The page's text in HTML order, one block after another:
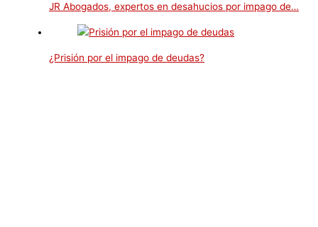
JR Abogados, expertos en desahucios por impago de…
¿Prisión por el impago de deudas?